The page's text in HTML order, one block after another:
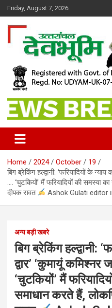
Skip
to
content
Friday, August 7, 2026
Dev Bhoomi
Home 2024 October
19
बिग ब्रेकिंग हल्द्वानी: ‘फरियादियों के
…. ‘चुटकियों’ मैं फरियादियों की
दीपक रावत
Ashok Gulati editor
अन्य बड़ी खबरे
बिग ब्रेकिंग हल्द्वानी:
द्वार’ ‘कुमायूं कमिश्नर
‘चुटकियों’ मैं
समाधान करते हैं,